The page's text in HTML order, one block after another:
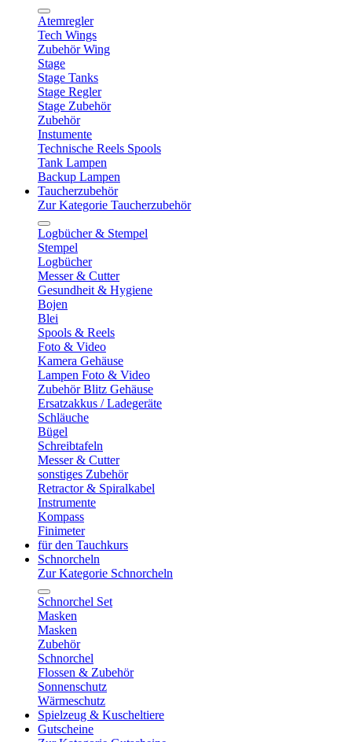
Atemregler
Tech Wings
Zubehör Wing
Stage
Stage Tanks
Stage Regler
Stage Zubehör
Zubehör
Instumente
Technische Reels Spools
Tank Lampen
Backup Lampen
Taucherzubehör
Zur Kategorie Taucherzubehör
Logbücher & Stempel
Stempel
Logbücher
Messer & Cutter
Gesundheit & Hygiene
Bojen
Blei
Spools & Reels
Foto & Video
Kamera Gehäuse
Lampen Foto & Video
Zubehör Blitz Gehäuse
Ersatzakkus / Ladegeräte
Schläuche
Bügel
Schreibtafeln
Messer & Cutter
sonstiges Zubehör
Retractor & Spiralkabel
Instrumente
Kompass
Finimeter
für den Tauchkurs
Schnorcheln
Zur Kategorie Schnorcheln
Schnorchel Set
Masken
Masken
Zubehör
Schnorchel
Flossen & Zubehör
Sonnenschutz
Wärmeschutz
Spielzeug & Kuscheltiere
Gutscheine